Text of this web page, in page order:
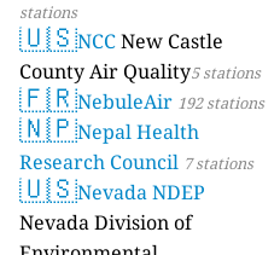
stations
🇺🇸NCCNew Castle
County Air Quality5 stations
🇫🇷NebuleAir 192 stations
🇳🇵Nepal Health
Research Council 7 stations
🇺🇸Nevada NDEP
Nevada Division of